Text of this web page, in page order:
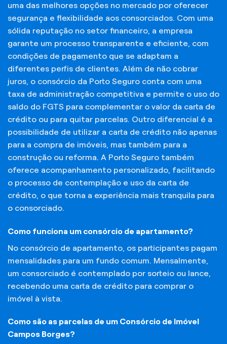
uma das melhores opções no mercado por oferecer
segurança e flexibilidade aos consorciados. Com uma
sólida reputação no setor financeiro, a empresa
garante um processo transparente e eficiente, com
condições de pagamento que se adaptam a
diferentes perfis de clientes. Além de não cobrar
juros, o consórcio da Porto Seguro conta com uma
taxa de administração competitiva e permite o uso do
saldo do FGTS para complementar o valor da carta de
crédito ou para quitar parcelas. Outro diferencial é a
possibilidade de utilizar a carta de crédito não apenas
para a compra de imóveis, mas também para a
construção ou reforma. A Porto Seguro também
oferece acompanhamento personalizado, facilitando
o processo de contemplação e uso da carta de
crédito, o que torna a experiência mais tranquila para
o consorciado.
Como funciona um consórcio de apartamento?
No consórcio de apartamento, os participantes pagam
mensalidades para um fundo comum. Mensalmente,
um consorciado é contemplado por sorteio ou lance,
recebendo uma carta de crédito para comprar o
imóvel à vista.
Como são as parcelas de um Consórcio de Imóvel
Campos Borges?